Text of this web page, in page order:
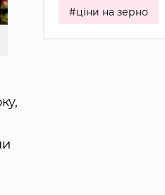
#ціни на зерно